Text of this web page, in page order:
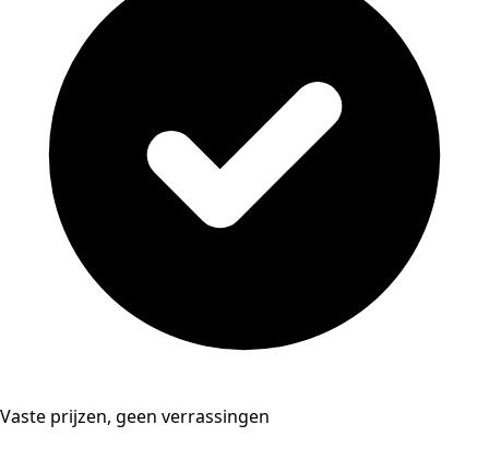
Vaste prijzen, geen verrassingen